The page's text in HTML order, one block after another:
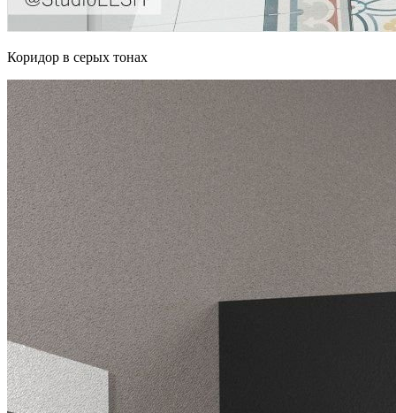
Коридор в серых тонах